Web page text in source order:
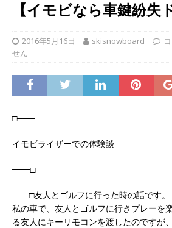
【イモビなら車鍵紛失
2016年5月16日 skisnowboard
せん
□───
イモビライザーでの体験談
───□
□友人とゴルフに行った時の話です。
私の車で、友人とゴルフに行きプレーを
る友人にキーリモコンを渡したのですが